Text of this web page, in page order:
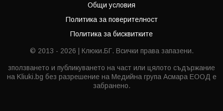
Общи условия
Политика за поверителност
Политика за бисквитките
© 2013 - 2026 | Клюки.БГ. Всички права запазени.
зползването и публикуването на част или цялото съдържание
на Kliuki.bg без разрешение на Медийна група Асмара ЕООД е
забранено.